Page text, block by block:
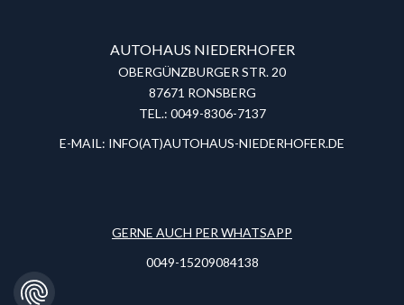
AUTOHAUS NIEDERHOFER
OBERGÜNZBURGER STR. 20
87671 RONSBERG
TEL.: 0049-8306-7137
E-MAIL: INFO(AT)AUTOHAUS-NIEDERHOFER.DE
GERNE AUCH PER WHATSAPP
0049-15209084138